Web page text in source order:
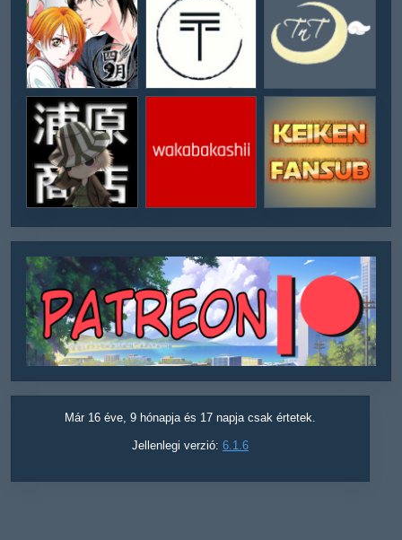
Már 16 éve, 9 hónapja és 17 napja csak értetek.
Jellenlegi verzió: 6.1.6